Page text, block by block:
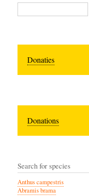
Search
Donaties
Donations
Search for species
Anthus campestris
Abramis brama